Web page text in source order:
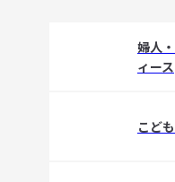
婦人
ィース
こども